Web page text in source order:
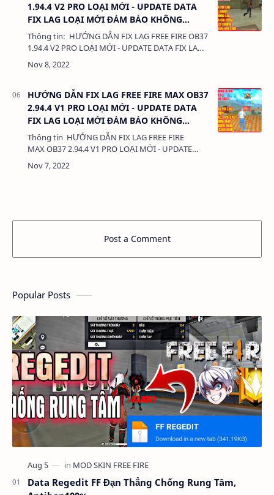
1.94.4 V2 PRO LOẠI MỚI - UPDATE DATA
FIX LAG LOẠI MỚI ĐẢM BẢO KHÔNG
KHÓA NICK 100%
Thông tin: HƯỚNG DẪN FIX LAG FREE FIRE OB37
1.94.4 V2 PRO LOẠI MỚI - UPDATE DATA FIX LAG
LOẠI MỚI ĐẢM BẢO KHÔNG KHÓA NICK 100%
Chức năng:- CẬP NHẬT PHIÊN BẢ…
HƯỚNG DẪN FIX LAG FREE FIRE MAX OB37
2.94.4 V1 PRO LOẠI MỚI - UPDATE DATA
FIX LAG LOẠI MỚI ĐẢM BẢO KHÔNG
KHÓA NICK 100%
Thông tin HƯỚNG DẪN FIX LAG FREE FIRE
MAX OB37 2.94.4 V1 PRO LOẠI MỚI - UPDATE
DATA FIX LAG LOẠI MỚI ĐẢM BẢO KHÔNG KHÓA
NICK 100% Dung lượng:&…
Post a Comment
Popular Posts
Data Regedit FF Đạn Thẳng Chống Rung Tâm,